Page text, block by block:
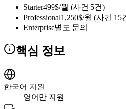
Starter499$/월 (사건 5건)
Professional1,250$/월 (사건 15
Enterprise별도 문의
핵심 정보
한국어 지원
영어만 지원